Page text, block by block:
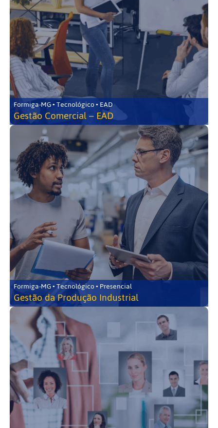
Formiga-MG • Tecnológico • EAD
Gestão Comercial – EAD
Formiga-MG • Tecnológico • Presencial
Gestão da Produção Industrial